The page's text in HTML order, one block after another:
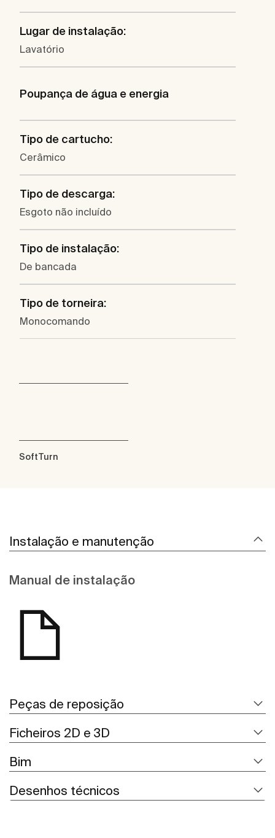
Lugar de instalação:
Lavatório
Poupança de água e energia
Tipo de cartucho:
Cerâmico
Tipo de descarga:
Esgoto não incluído
Tipo de instalação:
De bancada
Tipo de torneira:
Monocomando
SoftTurn
Instalação e manutenção
Manual de instalação
Peças de reposição
Ficheiros 2D e 3D
Bim
Desenhos técnicos